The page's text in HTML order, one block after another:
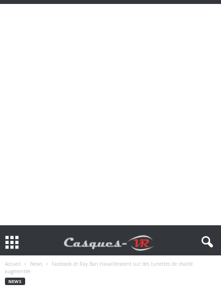
Accueil News
Facebook et Ray Ban travailleraient sur des lunettes de réalité
augmentée
NEWS